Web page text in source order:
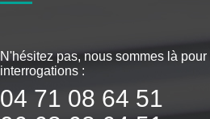
N'hésitez pas, nous sommes là
interrogations :
04 71 08 64 51